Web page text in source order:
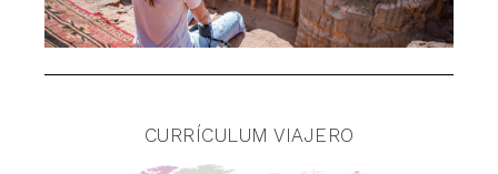
CURRÍCULUM VIAJERO